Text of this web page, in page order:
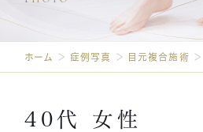
ホーム ＞症例写真 ＞ 目元複合施術
40代 女性